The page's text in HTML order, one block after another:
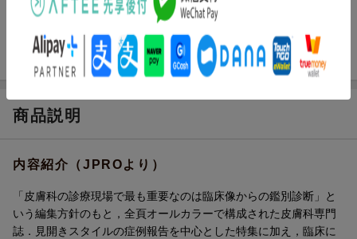
ページ数 110p
ISBN 9784055200394
商品説明
内容紹介（JPROより）
「皮膚科の診療現場で最も重要なのは臨床像からの鑑別診断」と
いう編集方針のもと，全頁オールカラーで構成された皮膚科専門
誌．見開きスタイルの症例報告を中心とした特集に加え，臨床に